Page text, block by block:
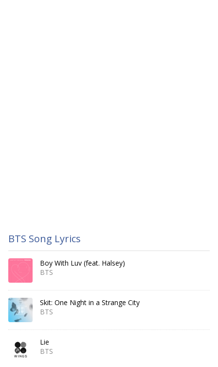
BTS Song Lyrics
Boy With Luv (feat. Halsey)
BTS
Skit: One Night in a Strange City
BTS
Lie
BTS